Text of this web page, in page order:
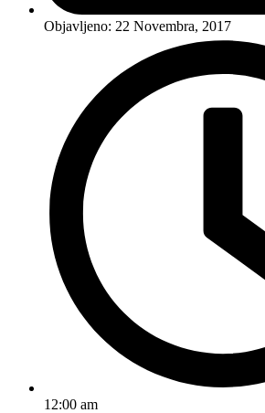
Objavljeno: 22 Novembra, 2017
12:00 am